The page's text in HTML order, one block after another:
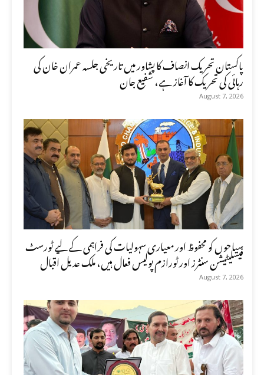
پاکستان تحریک انصاف کا پشاور میں تاریخی جلسہ عمران خان کی
رہائی کی تحریک کا آغاز ہے، شفیع جان
August 7, 2026
سیاحوں کو محفوظ اور معیاری سہولیات کی فراہمی کے لیے ٹورسٹ
فیسلیٹیشن سنٹرز اور ٹورازم پولیس فعال ہیں، ملک عدیل اقبال
August 7, 2026